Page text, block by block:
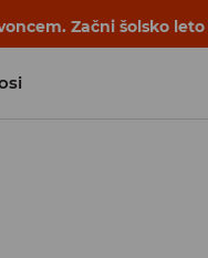
Začni šolsko